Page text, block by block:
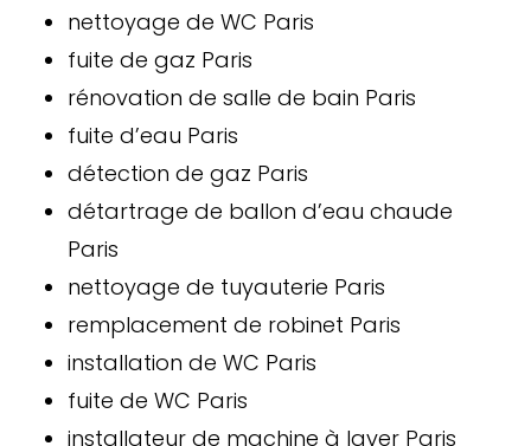
nettoyage de WC Paris
fuite de gaz Paris
rénovation de salle de bain Paris
fuite d’eau Paris
détection de gaz Paris
détartrage de ballon d’eau chaude
Paris
nettoyage de tuyauterie Paris
remplacement de robinet Paris
installation de WC Paris
fuite de WC Paris
installateur de machine à laver Paris